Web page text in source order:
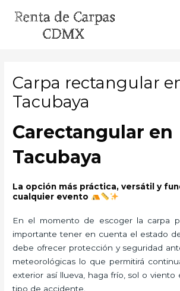
Carpa rectangular
Tacubaya
Carectangular en
Tacubaya
La opción más práctica, versátil y
cualquier evento
En el momento de escoger la carpa
importante tener en cuenta el estado
debe ofrecer protección y seguridad
meteorológicas lo que permitirá
exterior así llueva, haga frío, sol o viento
tipo de accidente.